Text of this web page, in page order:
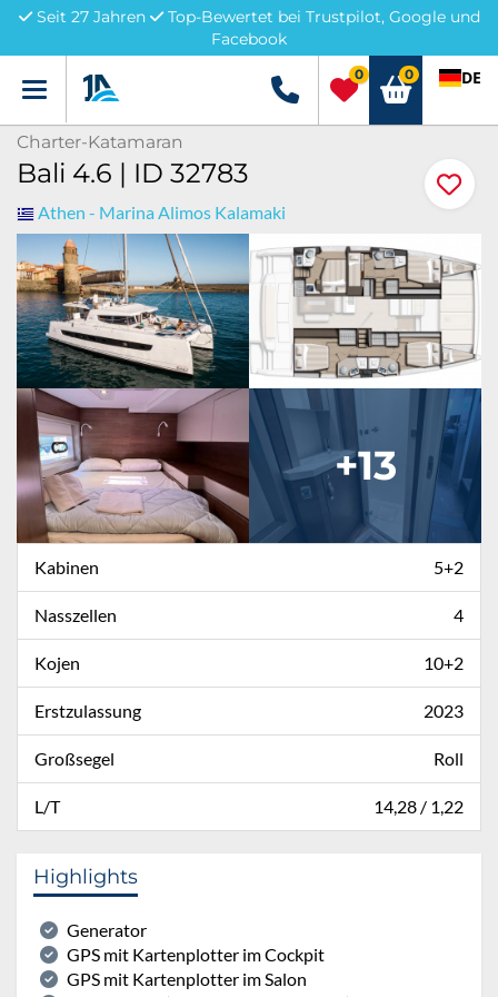
Seit 27 Jahren
Top-Bewertet bei Trustpilot, Google und
Facebook
Menü +49 5741 3222690
0 0 DE
Charter-Katamaran
Bali 4.6 | ID 32783
Athen - Marina Alimos Kalamaki
+13
Kabinen 5+2
Nasszellen 4
Kojen 10+2
Erstzulassung 2023
Großsegel Roll
L/T 14,28 / 1,22
Highlights
Generator
GPS mit Kartenplotter im Cockpit
GPS mit Kartenplotter im Salon